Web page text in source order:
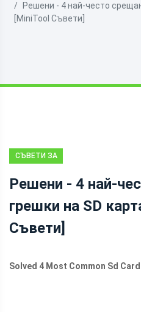
Решени - 4 най-често
[MiniTool Съвети]
СЪВЕТИ ЗА
НА ДАННИ
Решени - 4 най-
грешки на SD
Съвети]
Solved 4 Most Common Sd